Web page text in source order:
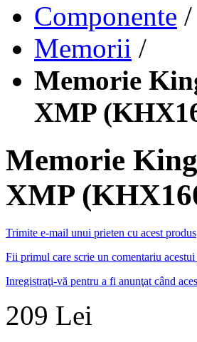
Componente /
Memorii /
Memorie
XMP
Memorie
XMP
Trimite e-mail unui prieten cu acest produs
Fii primul care scrie un comentariu
Inregistraţi-vă pentru a fi anunţat când
209 Lei